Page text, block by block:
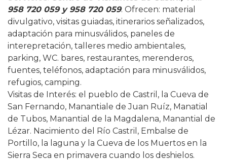
958 720 059 y 958 720 059. Ofrecen: material
divulgativo, visitas guiadas, itinerarios señalizados,
adaptación para minusválidos, paneles de
interepretación, talleres medio ambientales,
parking, WC. bares, restaurantes, merenderos,
fuentes, teléfonos, adaptación para minusválidos,
refugios, camping.
Visitas de Interés: el pueblo de Castril, la Cueva de
San Fernando, Manantiale de Juan Ruíz, Manatial
de Tubos, Manantial de la Magdalena, Manantial de
Lézar. Nacimiento del Río Castril, Embalse de
Portillo, la laguna y la Cueva de los Muertos en la
Sierra Seca en primavera cuando los deshielos.